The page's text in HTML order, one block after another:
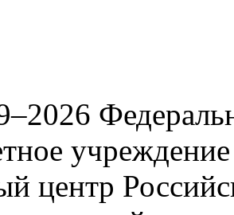
центр